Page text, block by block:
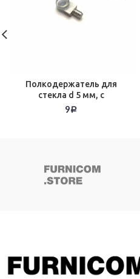
Полкодержатель для
стекла d 5 мм, с
присоской, никель
9 Р